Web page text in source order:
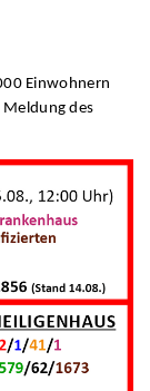
Einwohnern
des